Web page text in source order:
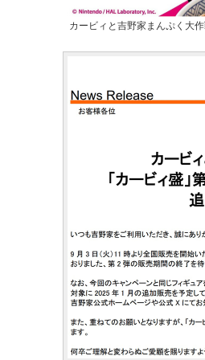
カービィと吉野家まんぷく大